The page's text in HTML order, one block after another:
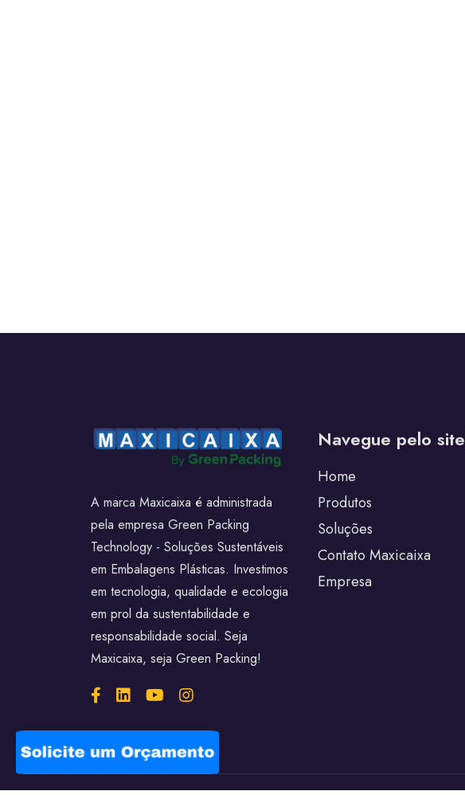
A marca Maxicaixa é administrada
pela empresa Green Packing
Technology - Soluções Sustentáveis
em Embalagens Plásticas. Investimos
em tecnologia, qualidade e ecologia
em prol da sustentabilidade e
responsabilidade social. Seja
Maxicaixa, seja Green Packing!
Navegue pelo site
Home
Produtos
Soluções
Contato Maxicaixa
Empresa